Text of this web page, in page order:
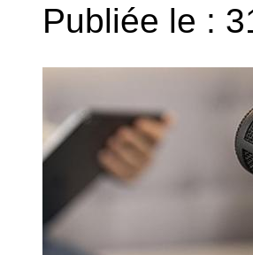
Publiée le :